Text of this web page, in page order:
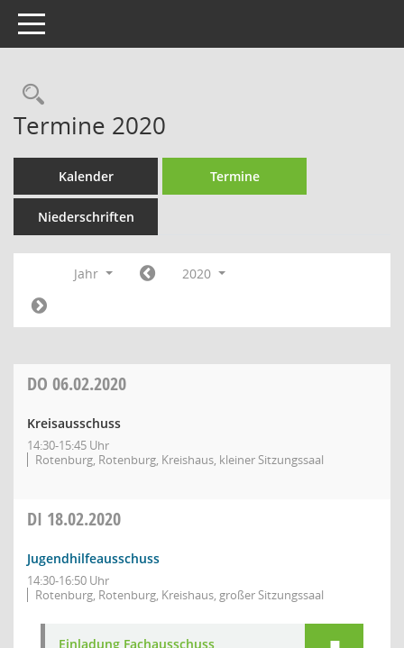
Toggle navigation
Rechercheauswahl
Termine 2020
Kalender Termine
Niederschriften
Jahr 2020
DO 06.02.2020
Kreisausschuss
14:30-15:45 Uhr
Rotenburg, Rotenburg, Kreishaus, kleiner Sitzungssaal
DI 18.02.2020
Jugendhilfeausschuss
14:30-16:50 Uhr
Rotenburg, Rotenburg, Kreishaus, großer Sitzungssaal
Einladung Fachausschuss